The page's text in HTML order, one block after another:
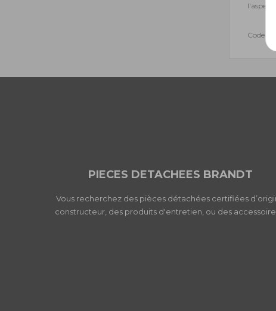
l'aspect
Code
PIECES DETACHEES BRANDT
Vous recherchez des pièces détachées certifiées
constructeur, des produits d'entretien, ou des